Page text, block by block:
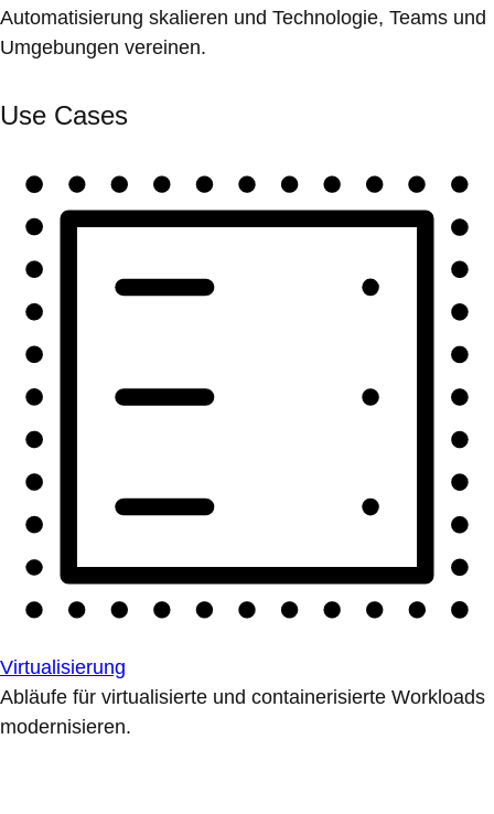
Automatisierung skalieren und Technologie, Teams und
Umgebungen vereinen.
Use Cases
Virtualisierung
Abläufe für virtualisierte und containerisierte Workloads
modernisieren.